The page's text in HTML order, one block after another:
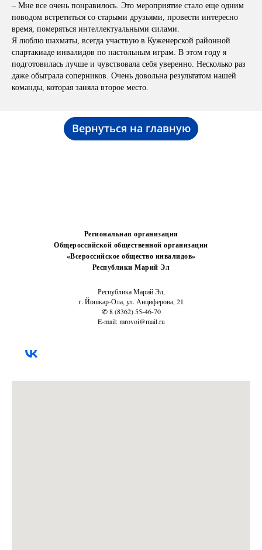
– Мне все очень понравилось. Это мероприятие стало еще одним
поводом встретиться со старыми друзьями, провести интересно
время, померяться интеллектуальными силами.
Я люблю шахматы, всегда участвую в Куженерской районной
спартакиаде инвалидов по настольным играм. В этом году я
подготовилась лучше и чувствовала себя уверенно. Несколько раз
даже обыграла соперников. Очень довольна результатом нашей
команды, которая заняла второе место.
Вернуться на главную
Региональная организация
Общероссийской общественной организации
«Всероссийское общество инвалидов»
Республики Марий Эл
Республика Марий Эл,
г. Йошкар-Ола, ул. Анциферова, 21
✆ 8 (8362) 55-46-70
E-mail: mrovoi@mail.ru